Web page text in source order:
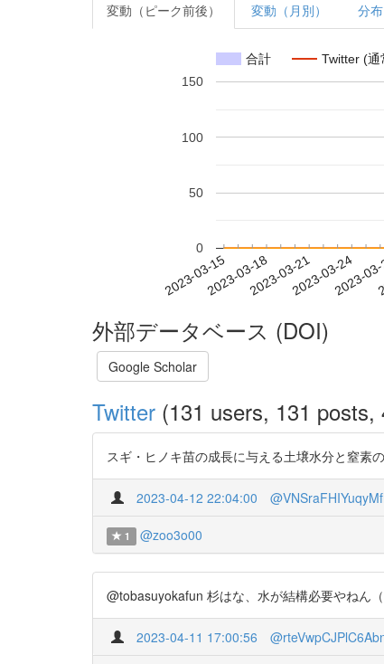
変動（ピーク前後） 変動（月別） 分布
合計 Twitter (通
2023-03-152023-03-182023-03-212023-03-24
2023-
0
50
100
150
外部データベース (DOI)
Google Scholar
Twitter (131 users, 131 posts,
スギ・ヒノキ苗の成長に与える土壌水分と窒素
2023-04-12 22:04:00
1 @zoo3o00
@tobasuyokafun 杉はな、水が結構必要やねん
2023-04-11 17:00:56